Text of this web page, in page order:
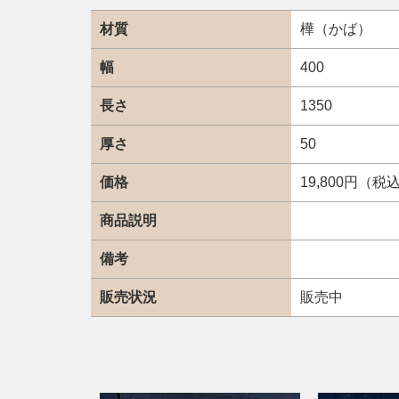
材質 樺（かば）
幅 400
長さ 1350
厚さ 50
価格 19,800円（税
商品説明
備考
販売状況 販売中